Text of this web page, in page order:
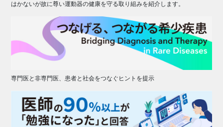
はかないが故に尊い運動器の健康を守る取り組みを紹介します。
専門医と非専門医、患者と社会をつなぐヒントを提示